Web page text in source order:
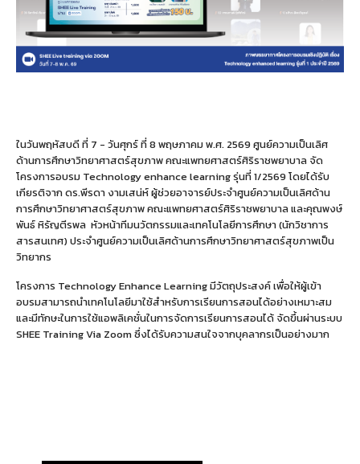
ในวันพฤหัสบดี ที่ 7 - วันศุกร์ ที่ 8 พฤษภาคม พ.ศ. 2569 ศูนย์ความเป็นเลิศ
ด้านการศึกษาวิทยาศาสตร์สุขภาพ คณะแพทยศาสตร์ศิริราชพยาบาล จัด
โครงการอบรม Technology enhance learning รุ่นที่ 1/2569 โดยได้รับ
เกียรติจาก ดร.พีรดา งามเสน่ห์ ผู้ช่วยอาจารย์ประจำศูนย์ความเป็นเลิศด้าน
การศึกษาวิทยาศาสตร์สุขภาพ คณะแพทยศาสตร์ศิริราชพยาบาล และคุณพงษ์
พันธ์ หิรัญตีรพล หัวหน้าทีมนวัตกรรมและเทคโนโลยีการศึกษา (นักวิชาการ
สารสนเทศ) ประจำศูนย์ความเป็นเลิศด้านการศึกษาวิทยาศาสตร์สุขภาพเป็น
วิทยากร
โครงการ Technology Enhance Learning มีวัตถุประสงค์ เพื่อให้ผู้เข้า
อบรมสามารถนำเทคโนโลยีมาใช้สำหรับการเรียนการสอนได้อย่างเหมาะสม
และมีทักษะในการใช้แอพลิเคชั่นในการจัดการเรียนการสอนได้ จัดขึ้นผ่านระบบ
SHEE Training Via Zoom ซึ่งได้รับความสนใจจากบุคลากรเป็นอย่างมาก